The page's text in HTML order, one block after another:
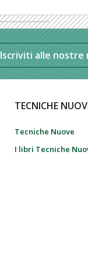
Iscriviti alle
TECNICHE
Tecniche Nuove
I libri Tecniche